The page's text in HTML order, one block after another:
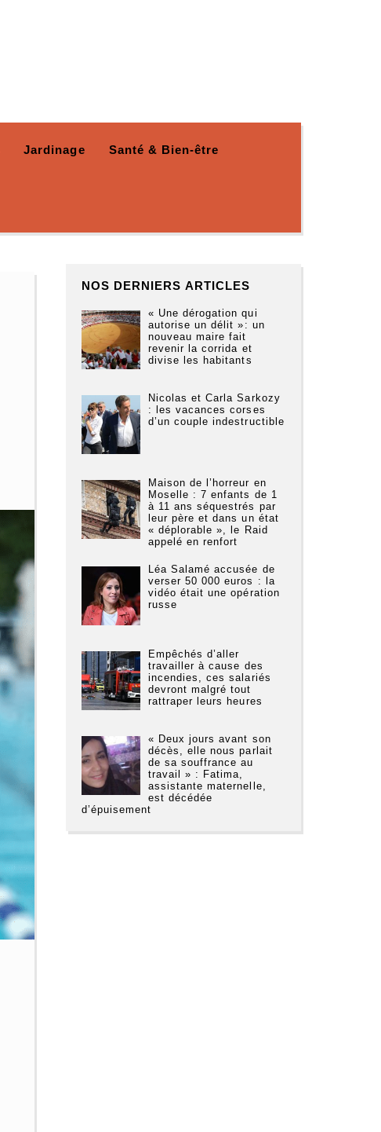
Jardinage Santé & Bien-être
NOS DERNIERS ARTICLES
« Une dérogation qui
autorise un délit »: un
nouveau maire fait
revenir la corrida et
divise les habitants
Nicolas et Carla Sarkozy
: les vacances corses
d’un couple indestructible
Maison de l’horreur en
Moselle : 7 enfants de 1
à 11 ans séquestrés par
leur père et dans un état
« déplorable », le Raid
appelé en renfort
Léa Salamé accusée de
verser 50 000 euros : la
vidéo était une opération
russe
Empêchés d’aller
travailler à cause des
incendies, ces salariés
devront malgré tout
rattraper leurs heures
« Deux jours avant son
décès, elle nous parlait
de sa souffrance au
travail » : Fatima,
assistante maternelle,
est décédée
d’épuisement